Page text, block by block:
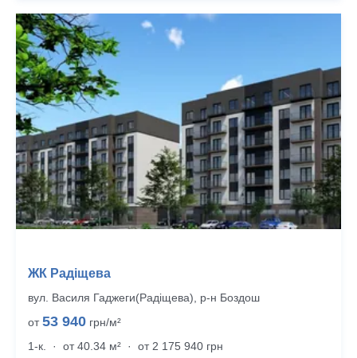
ЖК Радіщева
вул. Василя Гаджеги(Радіщева), р‑н Боздош
от53 940 грн/м²
1-к.
· от 40.34 м² · от 2 175 940 грн